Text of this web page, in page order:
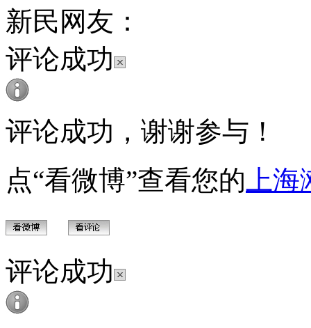
新民网友：
评论成功
评论成功，谢谢参与！
点“看微博”查看您的 上
评论成功